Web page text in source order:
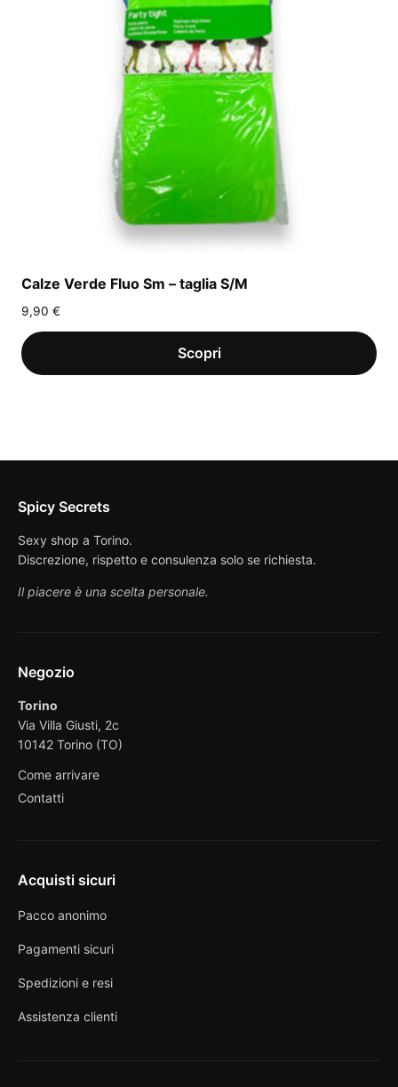
Calze Verde Fluo Sm – taglia S/M
9,90 €
Spicy Secrets
Sexy shop a Torino.
Discrezione, rispetto e consulenza solo se richiesta.
Il piacere è una scelta personale.
Negozio
Torino
Via Villa Giusti, 2c
10142 Torino (TO)
Come arrivare
Contatti
Acquisti sicuri
Pacco anonimo
Pagamenti sicuri
Spedizioni e resi
Assistenza clienti